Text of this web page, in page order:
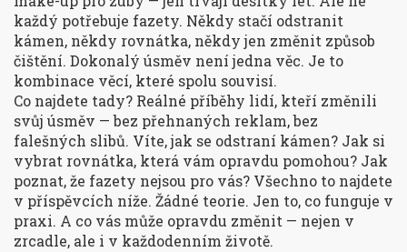
každý potřebuje fazety. Někdy stačí odstranit
kámen, někdy rovnátka, někdy jen změnit způsob
čištění. Dokonalý úsměv není jedna věc. Je to
kombinace věcí, které spolu souvisí.
Co najdete tady? Reálné příběhy lidí, kteří změnili
svůj úsměv — bez přehnaných reklam, bez
falešných slibů. Víte, jak se odstraní kámen? Jak si
vybrat rovnátka, která vám opravdu pomohou? Jak
poznat, že fazety nejsou pro vás? Všechno to najdete
v příspěvcích níže. Žádné teorie. Jen to, co funguje v
praxi. A co vás může opravdu změnit — nejen v
zrcadle, ale i v každodenním životě.